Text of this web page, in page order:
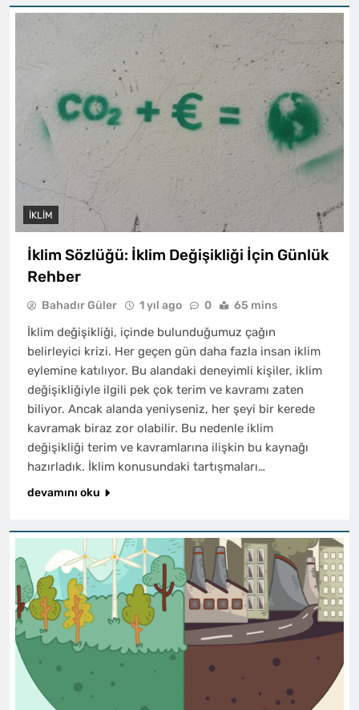
İKLIM
İklim Sözlüğü: İklim Değişikliği İçin Günlük
Rehber
Bahadır Güler 1 yıl ago 0 65 mins
İklim değişikliği, içinde bulunduğumuz çağın
belirleyici krizi. Her geçen gün daha fazla insan iklim
eylemine katılıyor. Bu alandaki deneyimli kişiler, iklim
değişikliğiyle ilgili pek çok terim ve kavramı zaten
biliyor. Ancak alanda yeniyseniz, her şeyi bir kerede
kavramak biraz zor olabilir. Bu nedenle iklim
değişikliği terim ve kavramlarına ilişkin bu kaynağı
hazırladık. İklim konusundaki tartışmaları…
devamını oku